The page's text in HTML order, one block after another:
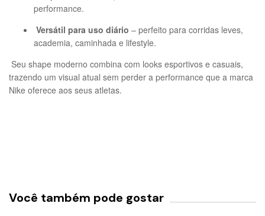
performance.
Versátil para uso diário – perfeito para corridas leves,
academia, caminhada e lifestyle.
Seu shape moderno combina com looks esportivos e casuais,
trazendo um visual atual sem perder a performance que a marca
Nike oferece aos seus atletas.
Você também pode gostar